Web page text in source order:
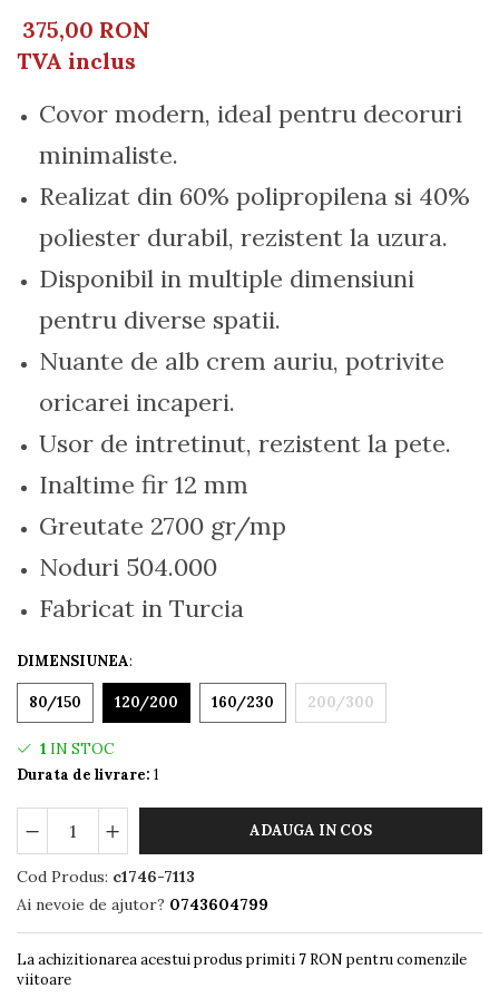
375,00 RON
TVA inclus
Covor modern, ideal pentru decoruri
minimaliste.
Realizat din 60% polipropilena si 40%
poliester durabil, rezistent la uzura.
Disponibil in multiple dimensiuni
pentru diverse spatii.
Nuante de alb crem auriu, potrivite
oricarei incaperi.
Usor de intretinut, rezistent la pete.
Inaltime fir 12 mm
Greutate 2700 gr/mp
Noduri 504.000
Fabricat in Turcia
DIMENSIUNEA:
80/150 120/200 160/230 200/300
1 IN STOC
Durata de livrare: 1
ADAUGA IN COS
Cod Produs: c1746-7113
Ai nevoie de ajutor? 0743604799
La achizitionarea acestui produs primiti 7 RON pentru comenzile
viitoare